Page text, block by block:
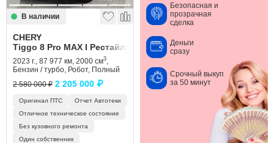
В наличии
CHERY
Tiggo 8 Pro MAX I Рестайлинг
2023 г., 87 977 км, 2000 см3,
Бензин / турбо, Робот, Полный
2 580 000 ₽ 2 205 000 ₽
Оригинал ПТС
Отчет Автотеки
Отличное техническое состояние
Без кузовного ремонта
Один собственник
Безопасная и
прозрачная
сделка
Деньги
сразу
Срочный выкуп
за 50 минут